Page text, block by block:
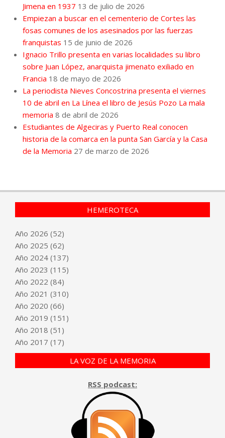
Jimena en 1937 13 de julio de 2026
Empiezan a buscar en el cementerio de Cortes las
fosas comunes de los asesinados por las fuerzas
franquistas 15 de junio de 2026
Ignacio Trillo presenta en varias localidades su libro
sobre Juan López, anarquista jimenato exiliado en
Francia 18 de mayo de 2026
La periodista Nieves Concostrina presenta el viernes
10 de abril en La Línea el libro de Jesús Pozo La mala
memoria 8 de abril de 2026
Estudiantes de Algeciras y Puerto Real conocen
historia de la comarca en la punta San García y la Casa
de la Memoria 27 de marzo de 2026
HEMEROTECA
Año 2026 (52)
Año 2025 (62)
Año 2024 (137)
Año 2023 (115)
Año 2022 (84)
Año 2021 (310)
Año 2020 (66)
Año 2019 (151)
Año 2018 (51)
Año 2017 (17)
LA VOZ DE LA MEMORIA
RSS podcast: